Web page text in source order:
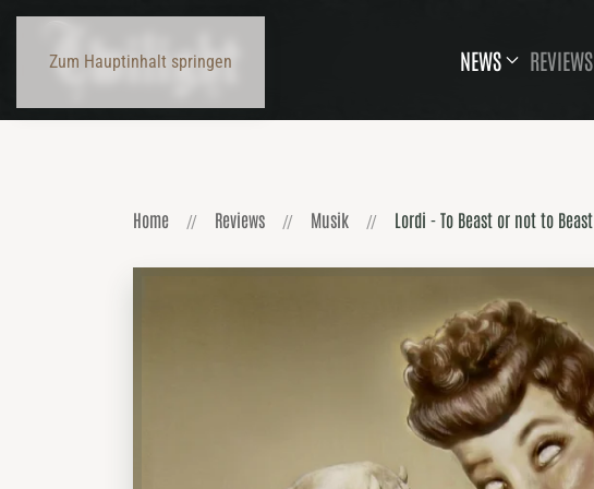
Zum Hauptinhalt springen NEWS REVIEWS
Home Reviews Musik Lordi - To Beast or not to Beast